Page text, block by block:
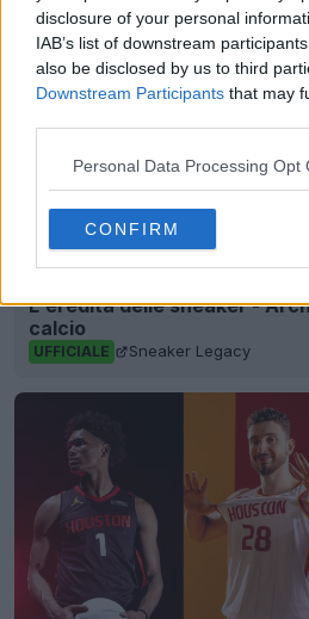
disclosure of your personal
IAB’s list of downstream
also be disclosed by us to third
Downstream Participants that may
Personal Data Processing Opt
CONFIRM
L'eredità delle sneaker -
calcio
UFFICIALE Sneaker Legacy